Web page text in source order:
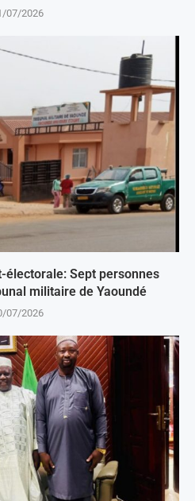
07/2026
électorale: Sept personnes
militaire de Yaoundé
07/2026